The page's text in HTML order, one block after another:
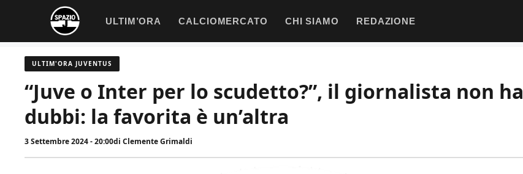
contenuto
ULTIM’ORA CALCIOMERCATO CHI SIAMO REDAZIONE
ULTIM'ORA JUVENTUS
“Juve o Inter per lo scudetto?”, il giornalista non ha
dubbi: la favorita è un’altra
3 Settembre 2024 - 20:00di Clemente Grimaldi